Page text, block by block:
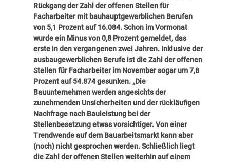
Rückgang der Zahl der offenen Stellen für
Facharbeiter mit bauhauptgewerb­lichen Berufen
von 5,1 Prozent auf 16.084.Schon im Vormonat
wurde ein Minus von 0,8 Prozent gemeldet, das
erste in den vergangenen zwei Jahren. Inklusive der
ausbau­gewerblichen Berufe ist die Zahl der offenen
Stellen für Facharbeiter im November sogar um 7,8
Prozent auf 54.874 gesunken. „Die
Bauunternehmen werden angesichts der
zunehmenden Unsicherheiten und der rückläufigen
Nachfrage nach Bauleistung bei der
Stellenbesetzung etwas vorsichtiger. Von einer
Trendwende auf dem Bauarbeitsmarkt kann aber
(noch) nicht gesprochen werden. Schließlich liegt
die Zahl der offenen Stellen weiterhin auf einem